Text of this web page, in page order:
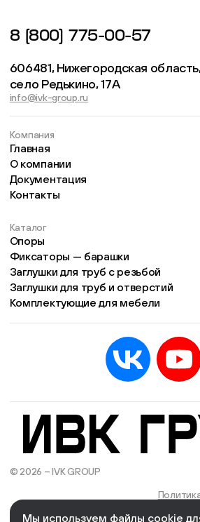
8 (800) 775-00-57
606481, Нижегородская
село Редькино, 17А
info@ivk-group.ru
Компания
Главная
О компании
Документация
Контакты
Каталог
Опоры
Фиксаторы — барашки
Заглушки для труб с резьбой
Заглушки для труб и отверстий
Комплектующие для мебели
© 2026 – IVK GROUP
Мы используем файлы cookie
Есть учётная запись?